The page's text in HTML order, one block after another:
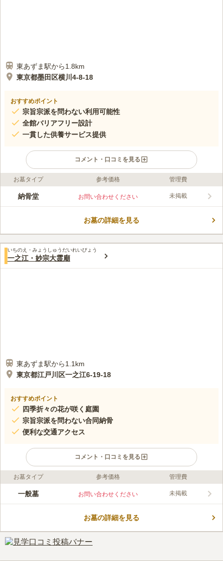
東あずま駅から1.8km
東京都墨田区横川4-8-18
おすすめポイント
宗旨宗派を問わない利用可能性
全館バリアフリー設計
一貫した供養サービス提供
コメント・口コミを見る
口コミ評価
この霊園はまだ誰からも評価されていません。
お墓タイプ 参考価格 管理費
納骨堂 お問い合わせください 未掲載
お墓の詳細を見る
いちのえ・みょうしゅうだいれいびょう
一之江・妙宗大霊廟
東あずま駅から1.1km
東京都江戸川区一之江6-19-18
おすすめポイント
四季折々の花が咲く庭園
宗旨宗派を問わない合同納骨
便利な交通アクセス
コメント・口コミを見る
口コミ評価
この霊園はまだ誰からも評価されていません。
お墓タイプ 参考価格 管理費
一般墓 お問い合わせください 未掲載
お墓の詳細を見る